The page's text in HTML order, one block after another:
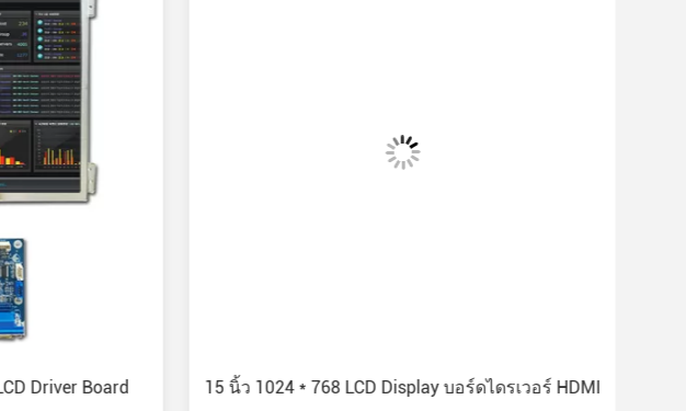
ติดต่อ
((H) X3.4
((H)
80, ขึ้น: 80,
Driver Board 15 นิ้ว 1024 * 768 LCD Display บอร์ดไดรเวอร์ HDMI